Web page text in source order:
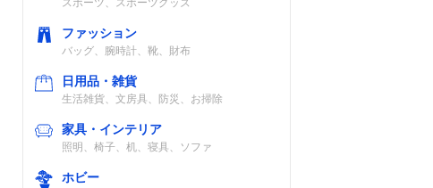
スポーツ、スポーツグッズ
ファッション
バッグ、腕時計、靴、財布
日用品・雑貨
生活雑貨、文房具、防災、お掃除
家具・インテリア
照明、椅子、机、寝具、ソファ
ホビー